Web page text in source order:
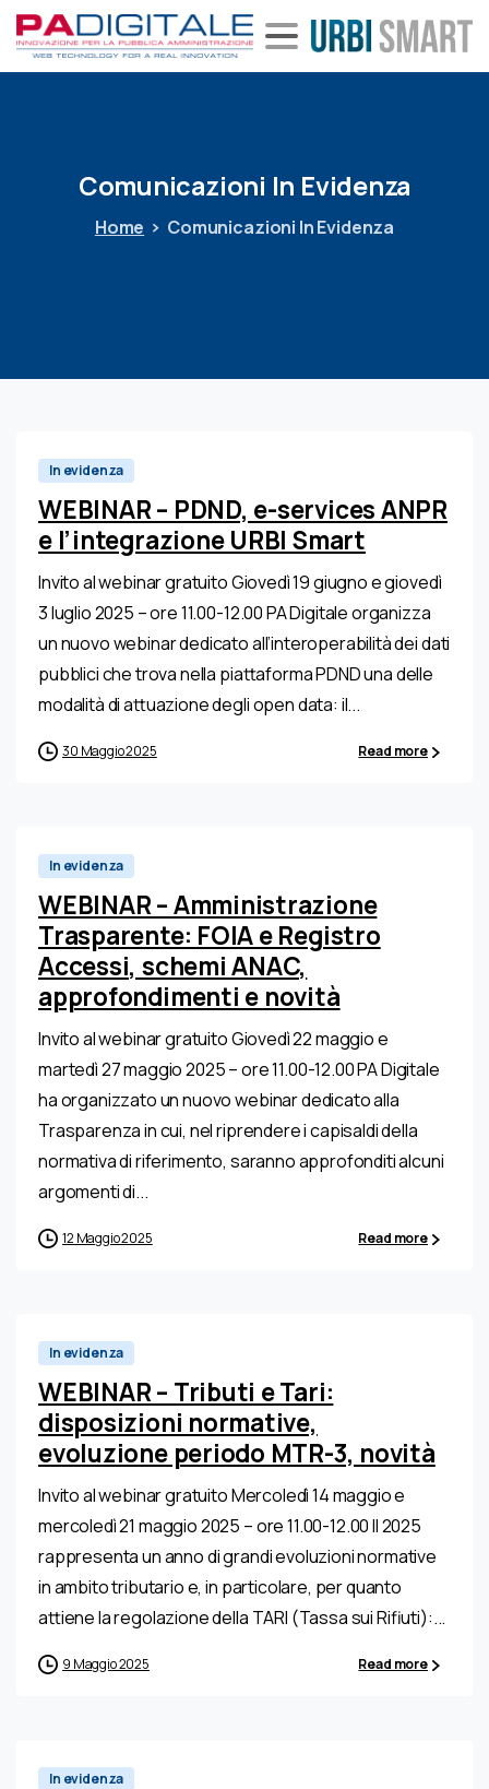
Comunicazioni In Evidenza
Home Comunicazioni In Evidenza
In evidenza
WEBINAR – PDND, e-services ANPR
e l’integrazione URBI Smart
Invito al webinar gratuito Giovedì 19 giugno e giovedì
3 luglio 2025 – ore 11.00-12.00 PA Digitale organizza
un nuovo webinar dedicato all’interoperabilità dei dati
pubblici che trova nella piattaforma PDND una delle
modalità di attuazione degli open data: il...
30 Maggio 2025 Read more
In evidenza
WEBINAR – Amministrazione
Trasparente: FOIA e Registro
Accessi, schemi ANAC,
approfondimenti e novità
Invito al webinar gratuito Giovedì 22 maggio e
martedì 27 maggio 2025 – ore 11.00-12.00 PA Digitale
ha organizzato un nuovo webinar dedicato alla
Trasparenza in cui, nel riprendere i capisaldi della
normativa di riferimento, saranno approfonditi alcuni
argomenti di...
12 Maggio 2025 Read more
In evidenza
WEBINAR – Tributi e Tari:
disposizioni normative,
evoluzione periodo MTR-3, novità
Invito al webinar gratuito Mercoledì 14 maggio e
mercoledì 21 maggio 2025 – ore 11.00-12.00 Il 2025
rappresenta un anno di grandi evoluzioni normative
in ambito tributario e, in particolare, per quanto
attiene la regolazione della TARI (Tassa sui Rifiuti):...
9 Maggio 2025 Read more
In evidenza